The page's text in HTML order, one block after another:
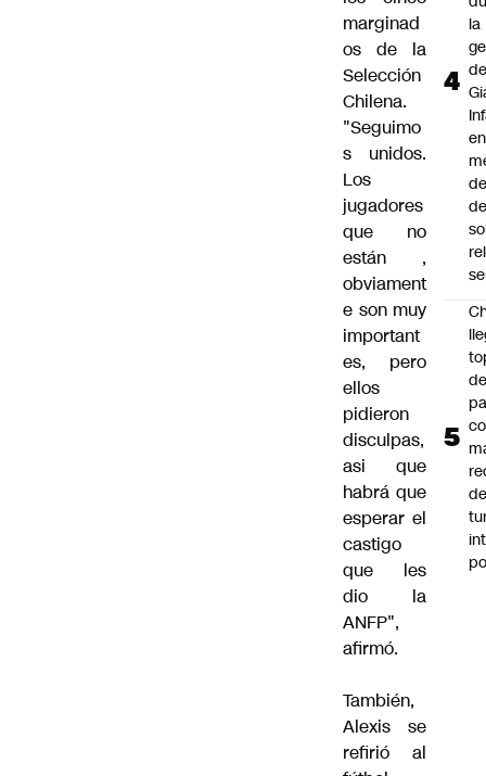
marginad
os de la
Selección
Chilena.
"Seguimo
s unidos.
Los
jugadores
que no
están ,
obviament
e son muy
important
es, pero
ellos
pidieron
disculpas,
asi que
habrá que
esperar el
castigo
que les
dio la
ANFP",
afirmó.
También,
Alexis se
refirió al
la
de
en
de